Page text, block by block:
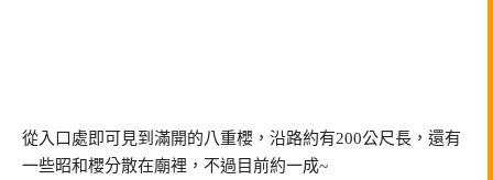
從入口處即可見到滿開的八重櫻，沿路約有200公尺長，還有
一些昭和櫻分散在廟裡，不過目前約一成~